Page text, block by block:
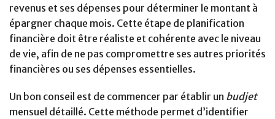
revenus et ses dépenses pour déterminer le montant à
épargner chaque mois. Cette étape de planification
financière doit être réaliste et cohérente avec le niveau
de vie, afin de ne pas compromettre ses autres priorités
financières ou ses dépenses essentielles.
Un bon conseil est de commencer par établir un budjet
mensuel détaillé. Cette méthode permet d’identifier